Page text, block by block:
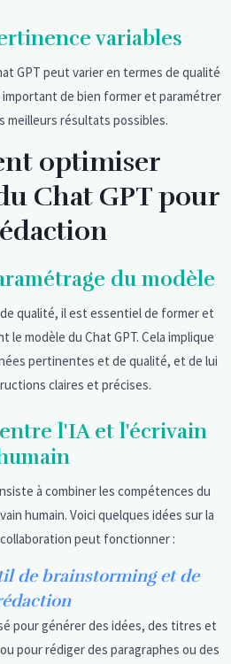
variables
GPT peut varier en termes de qualité
de bien former et paramétrer
meilleurs résultats possibles.
optimiser
Chat GPT pour
du modèle
qualité, il est essentiel de former et
modèle du Chat GPT. Cela implique
pertinentes et de qualité, et de lui
claires et précises.
l'IA et l'écrivain
à combiner les compétences du
humain. Voici quelques idées sur la
peut fonctionner :
de brainstorming et de
pour générer des idées, des titres et
pour rédiger des paragraphes ou des